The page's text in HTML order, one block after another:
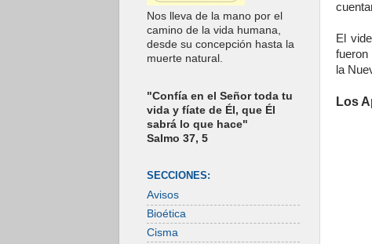
El
fueron
la
Los
Nos lleva de la mano por el
camino de la vida humana,
desde su concepción hasta la
muerte natural.
"Confía en el Señor toda tu
vida y fíate de Él, que Él
sabrá lo que hace"
Salmo 37, 5
SECCIONES:
Avisos
Bioética
Cisma